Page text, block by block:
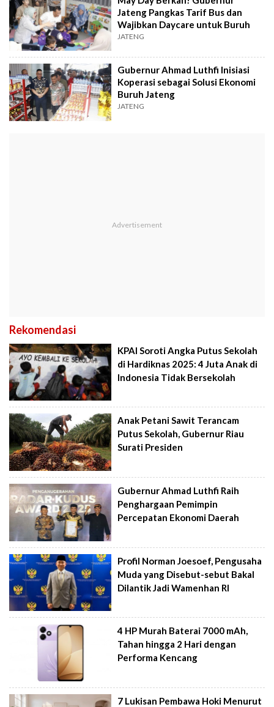
Jateng Pangkas Tarif Bus dan
Wajibkan Daycare untuk Buruh
JATENG
Gubernur Ahmad Luthfi Inisiasi
Koperasi sebagai Solusi Ekonomi
Buruh Jateng
JATENG
Rekomendasi
KPAI Soroti Angka Putus Sekolah
di Hardiknas 2025: 4 Juta Anak di
Indonesia Tidak Bersekolah
Anak Petani Sawit Terancam
Putus Sekolah, Gubernur Riau
Surati Presiden
Gubernur Ahmad Luthfi Raih
Penghargaan Pemimpin
Percepatan Ekonomi Daerah
Profil Norman Joesoef, Pengusaha
Muda yang Disebut-sebut Bakal
Dilantik Jadi Wamenhan RI
4 HP Murah Baterai 7000 mAh,
Tahan hingga 2 Hari dengan
Performa Kencang
7 Lukisan Pembawa Hoki Menurut